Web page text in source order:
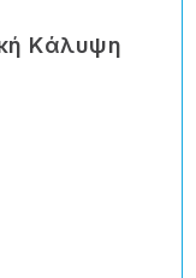
Kάλυψη